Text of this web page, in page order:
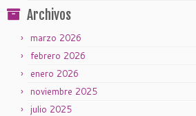
Archivos
marzo 2026
febrero 2026
enero 2026
noviembre 2025
julio 2025